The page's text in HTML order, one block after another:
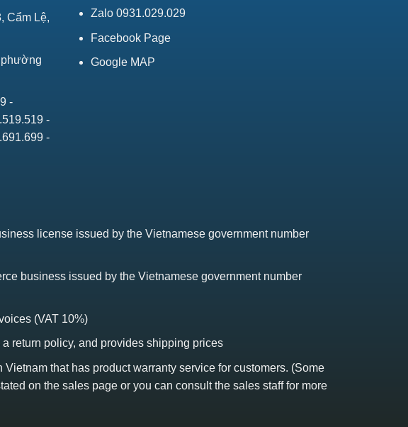
Cẩm Lệ,
phường
-
-
-
Zalo 0931.029.029
Facebook Page
Google MAP
license issued by the Vietnamese government number
business issued by the Vietnamese government number
(VAT 10%)
return policy, and provides shipping prices
that has product warranty service for customers. (Some
on the sales page or you can consult the sales staff for more